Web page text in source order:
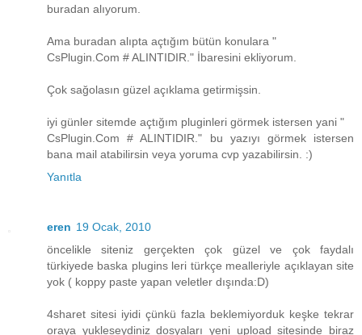
buradan alıyorum.
Ama buradan alıpta açtığım bütün konulara "
CsPlugin.Com # ALINTIDIR." İbaresini ekliyorum.
Çok sağolasın güzel açıklama getirmişsin.
iyi günler sitemde açtığım pluginleri görmek istersen yani "
CsPlugin.Com # ALINTIDIR." bu yazıyı görmek istersen
bana mail atabilirsin veya yoruma cvp yazabilirsin. :)
Yanıtla
eren 19 Ocak, 2010
öncelikle siteniz gerçekten çok güzel ve çok faydalı
türkiyede baska plugins leri türkçe mealleriyle açıklayan site
yok ( koppy paste yapan veletler dışında:D)
4sharet sitesi iyidi çünkü fazla beklemiyorduk keşke tekrar
oraya yukleseydiniz dosyaları yeni upload sitesinde biraz